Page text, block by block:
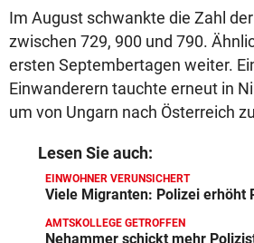
Im August schwankte die Zahl
zwischen 729, 900 und 790.
ersten Septembertagen weiter.
Einwanderern tauchte erneut in
um von Ungarn nach Österreich
Lesen Sie auch:
EINWOHNER VERUNSICHERT
Viele Migranten: Polizei erhöht
AMTSKOLLEGE GETROFFEN
Nehammer schickt mehr